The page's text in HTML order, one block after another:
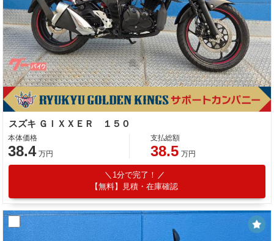
スズキ ＧＩＸＸＥＲ １５０
本体価格
38.4 万円
支払総額
38.5 万円
1分で完了！
【無料】見積・在庫確認